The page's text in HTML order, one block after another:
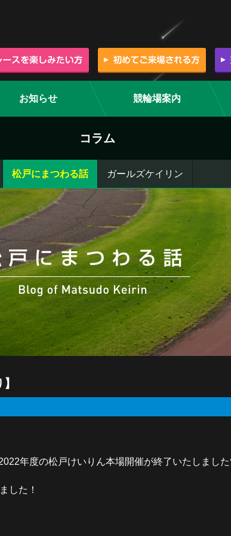
お知らせ 競輪場案内
コラム
松戸にまつわる話 ガールズケイリン
年度の松戸けいりん本場開催が終了いたしまし
した！